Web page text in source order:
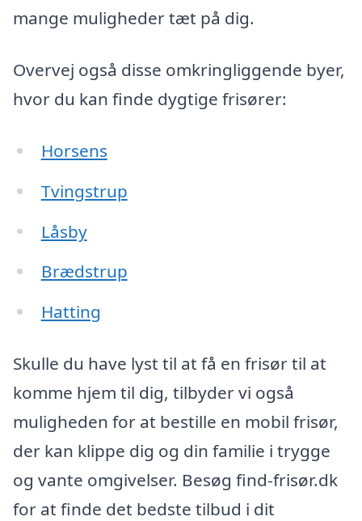
mange muligheder tæt på dig.
Overvej også disse omkringliggende byer,
hvor du kan finde dygtige frisører:
Horsens
Tvingstrup
Låsby
Brædstrup
Hatting
Skulle du have lyst til at få en frisør til at
komme hjem til dig, tilbyder vi også
muligheden for at bestille en mobil frisør,
der kan klippe dig og din familie i trygge
og vante omgivelser. Besøg find-frisør.dk
for at finde det bedste tilbud i dit